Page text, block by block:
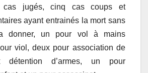
jugés, cinq cas coups et
ayant entrainés la mort sans
donner, un pour vol à mains
viol, deux pour association de
détention d’armes, un pour